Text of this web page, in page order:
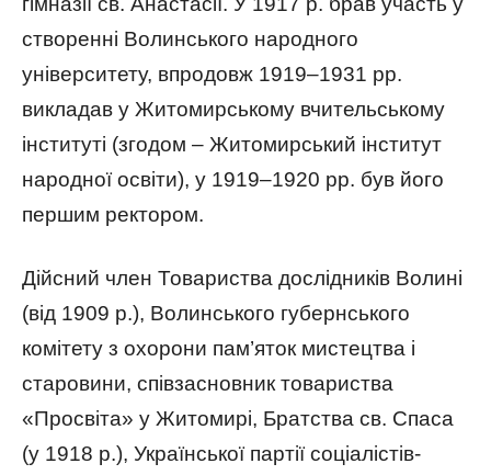
створенні Волинського народного
університету, впродовж 1919–1931 рр.
викладав у Житомирському вчительському
інституті (згодом – Житомирський інститут
народної освіти), у 1919–1920 рр. був його
першим ректором.
Дійсний член Товариства дослідників Волині
(від 1909 р.), Волинського губернського
комітету з охорони пам’яток мистецтва і
старовини, співзасновник товариства
«Просвіта» у Житомирі, Братства св. Спаса
(у 1918 р.), Української партії соціалістів-